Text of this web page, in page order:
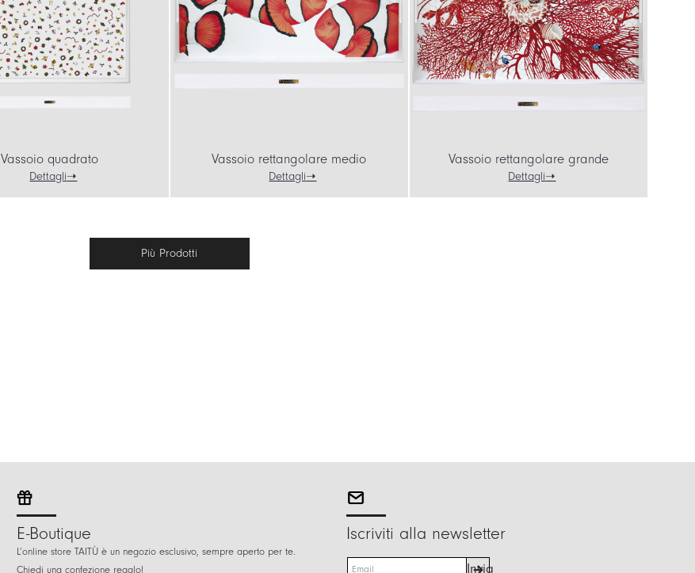
Vassoio quadrato
Dettagli
Vassoio rettangolare medio
Dettagli
Vassoio rettangolare grande
Dettagli
Più Prodotti
E-Boutique
L’online store TAITÙ è un negozio esclusivo, sempre aperto per te.
Chiedi una confezione regalo!
Iscriviti alla newsletter
Invia